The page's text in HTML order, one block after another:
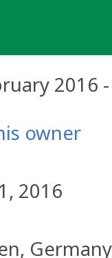
2016
owner
2016
Germany